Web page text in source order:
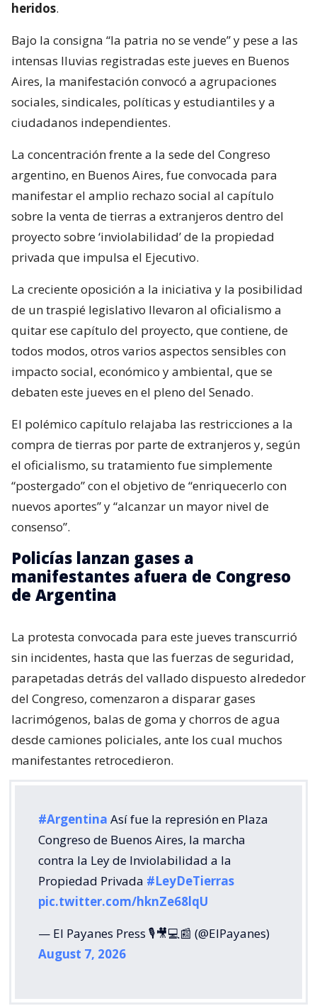
heridos.
Bajo la consigna “la patria no se vende” y pese a las
intensas lluvias registradas este jueves en Buenos
Aires, la manifestación convocó a agrupaciones
sociales, sindicales, políticas y estudiantiles y a
ciudadanos independientes.
La concentración frente a la sede del Congreso
argentino, en Buenos Aires, fue convocada para
manifestar el amplio rechazo social al capítulo
sobre la venta de tierras a extranjeros dentro del
proyecto sobre ‘inviolabilidad’ de la propiedad
privada que impulsa el Ejecutivo.
La creciente oposición a la iniciativa y la posibilidad
de un traspié legislativo llevaron al oficialismo a
quitar ese capítulo del proyecto, que contiene, de
todos modos, otros varios aspectos sensibles con
impacto social, económico y ambiental, que se
debaten este jueves en el pleno del Senado.
El polémico capítulo relajaba las restricciones a la
compra de tierras por parte de extranjeros y, según
el oficialismo, su tratamiento fue simplemente
“postergado” con el objetivo de “enriquecerlo con
nuevos aportes” y “alcanzar un mayor nivel de
consenso”.
Policías lanzan gases a
manifestantes afuera de Congreso
de Argentina
La protesta convocada para este jueves transcurrió
sin incidentes, hasta que las fuerzas de seguridad,
parapetadas detrás del vallado dispuesto alrededor
del Congreso, comenzaron a disparar gases
lacrimógenos, balas de goma y chorros de agua
desde camiones policiales, ante los cual muchos
manifestantes retrocedieron.
#Argentina Así fue la represión en Plaza
Congreso de Buenos Aires, la marcha
contra la Ley de Inviolabilidad a la
Propiedad Privada #LeyDeTierras
pic.twitter.com/hknZe68lqU
— El Payanes Press 🎙️🎥💻📰 (@ElPayanes)
August 7, 2026